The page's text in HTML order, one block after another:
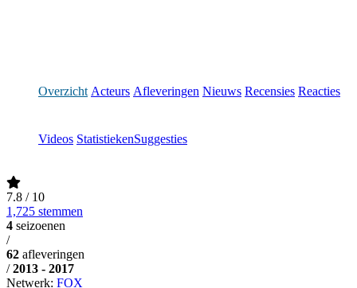
Overzicht Acteurs Afleveringen Nieuws Recensies Reacties
Videos StatistiekenSuggesties
7.8 / 10
1,725 stemmen
4 seizoenen
/
62 afleveringen
/ 2013 - 2017
Netwerk: FOX